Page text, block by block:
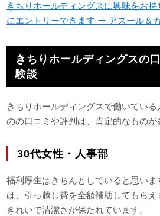
きちりホールディングスに興味をお
にエントリーできます ー アズール＆
きちりホールディングスの
験談
きちりホールディングスで働いてい
のの口コミや評判は、肯定的なものが
30代女性・人事部
福利厚生はきちんとしていると思いま
は、引っ越し費を全額補助してもら
きれいで清潔さが保たれています。